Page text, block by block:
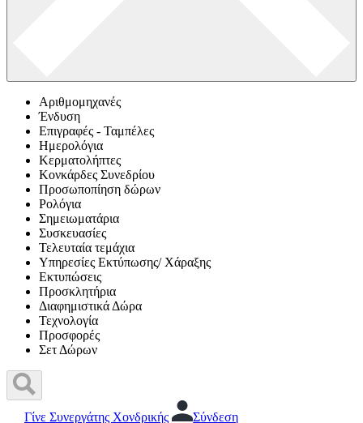
Αριθμομηχανές
Ένδυση
Επιγραφές - Ταμπέλες
Ημερολόγια
Κερματολήπτες
Κονκάρδες Συνεδρίου
Προσωποπίηση δώρων
Ρολόγια
Σημειωματάρια
Συσκευασίες
Τελευταία τεμάχια
Υπηρεσίες Εκτύπωσης/ Χάραξης
Εκτυπώσεις
Προσκλητήρια
Διαφημιστικά Δώρα
Τεχνολογία
Προσφορές
Σετ Δώρων
Γίνε Συνεργάτης Χονδρικής Σύνδεση